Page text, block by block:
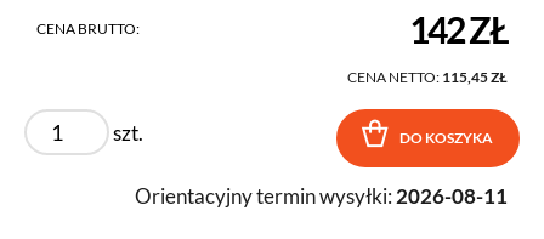
CENA BRUTTO: 142 ZŁ
CENA NETTO: 115,45 ZŁ
szt. DO KOSZYKA
Orientacyjny termin wysyłki: 2026-08-11